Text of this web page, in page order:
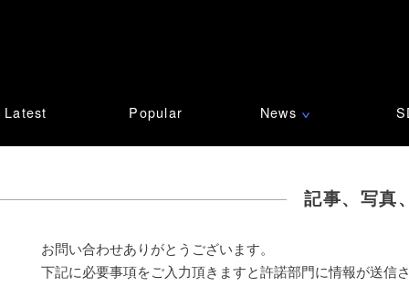
Latest Popular News ∨
記事、写真
お問い合わせありがとうございます。
下記に必要事項をご入力頂きますと許諾部門に情報が送信